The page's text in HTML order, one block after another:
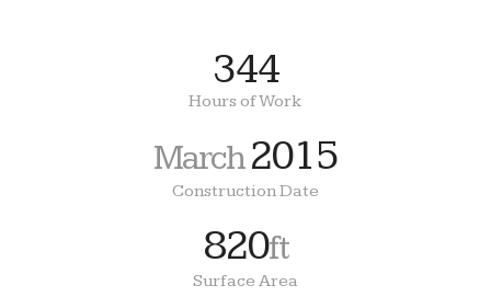
344
Hours of Work
March2015
Construction Date
820ft
Surface Area